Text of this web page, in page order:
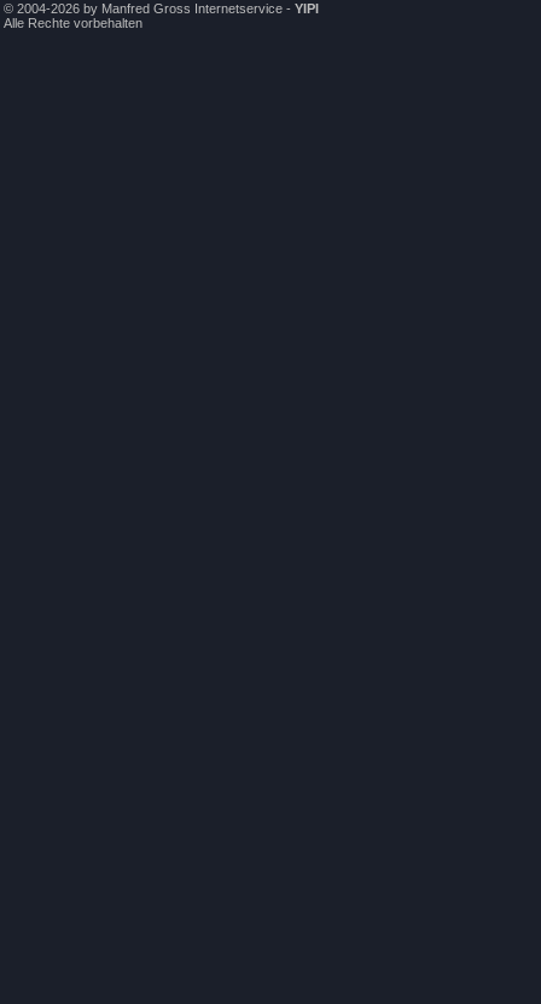
© 2004-2026 by Manfred Gross Internetservice - YIPI
Alle Rechte vorbehalten